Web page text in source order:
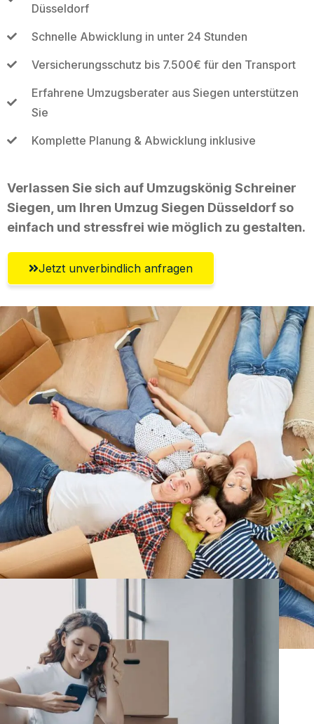
Düsseldorf
Schnelle Abwicklung in unter 24 Stunden
Versicherungsschutz bis 7.500€ für den Transport
Erfahrene Umzugsberater aus Siegen unterstützen
Sie
Komplette Planung & Abwicklung inklusive
Verlassen Sie sich auf Umzugskönig Schreiner
Siegen, um Ihren Umzug Siegen Düsseldorf so
einfach und stressfrei wie möglich zu gestalten.
Jetzt unverbindlich anfragen